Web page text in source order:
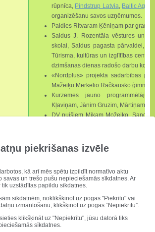
piekrišanas izvēle
kā arī mēs spētu izpildīt normatīvo aktu
savas un trešo pušu nepieciešamās sīkdatnes. Ar
uzstādītas papildu sīkdatnes.
sīkdatnēm, noklikšķinot uz pogas "Piekrītu" vai
izmantošanu, klikšķinot uz pogas “Nepiekrītu”.
klikšķināt uz "Nepiekrītu", jūsu datorā tiks
sīkdatnes.
rūpnīca, Pindstrup Latvia, Baltic Agro
organizēšanu savos uzņēmumos.
Paldies Ritvaram Ķēniņam par grants
Saldus J. Rozentāla vēstures un
skolai, Saldus pagasta pārvaldei,
Tūrisma, kultūras un izglītības
dzimšanas dienas radošo darbu
«Nordplus» projekta sadarbības
Mažeiķu Merkelio Račkausko
Kurzemes jauno programmētāju
Kļaviņam, Jānim Gruzim, Mārtiņam
DV puišiem Mikam Možeiko,
Skolotāji saka mīļu paldies
noslēgumā!